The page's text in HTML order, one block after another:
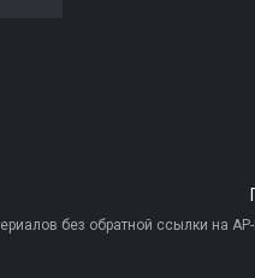
без обратной ссылки на